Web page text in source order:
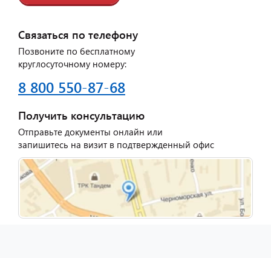
Связаться по телефону
Позвоните по бесплатному
круглосуточному номеру:
8 800 550-87-68
Получить консультацию
Отправьте документы онлайн или
запишитесь на визит в подтвержденный офис